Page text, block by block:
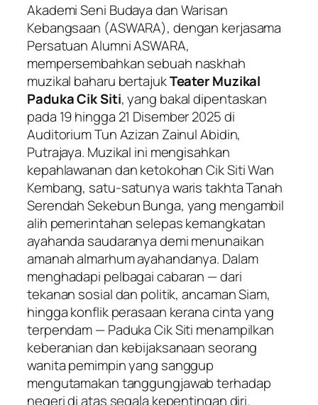
Akademi Seni Budaya dan Warisan
Kebangsaan (ASWARA), dengan kerjasama
Persatuan Alumni ASWARA,
mempersembahkan sebuah naskhah
muzikal baharu bertajukTeater Muzikal
Paduka Cik Siti, yang bakal dipentaskan
pada 19 hingga 21 Disember 2025 di
Auditorium Tun Azizan Zainul Abidin,
Putrajaya. Muzikal ini mengisahkan
kepahlawanan dan ketokohan Cik Siti Wan
Kembang, satu-satunya waris takhta Tanah
Serendah Sekebun Bunga, yang mengambil
alih pemerintahan selepas kemangkatan
ayahanda saudaranya demi menunaikan
amanah almarhum ayahandanya. Dalam
menghadapi pelbagai cabaran — dari
tekanan sosial dan politik, ancaman Siam,
hingga konflik perasaan kerana cinta yang
terpendam — Paduka Cik Siti menampilkan
keberanian dan kebijaksanaan seorang
wanita pemimpin yang sanggup
mengutamakan tanggungjawab terhadap
negeri di atas segala kepentingan diri.